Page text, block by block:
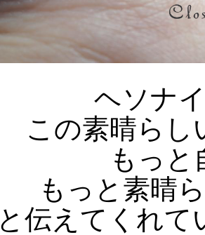
ヘソナ
この素晴らし
もっと
もっと素晴
と伝えてくれ